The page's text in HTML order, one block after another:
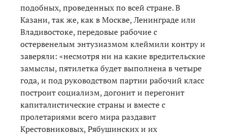
подобных, проведенных по всей стране. В
Казани, так же, как в Москве, Ленинграде или
Владивостоке, передовые рабочие с
остервенелым энтузиазмом клеймили контру и
заверяли: «несмотря ни на какие вредительские
замыслы, пятилетка будет выполнена в четыре
года, и под руководством партии рабочий класс
построит социализм, догонит и перегонит
капиталистические страны и вместе с
пролетариями всего мира раздавит
Крестовниковых, Рябушинских и их